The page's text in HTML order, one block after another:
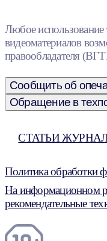
Любое использование
видеоматериалов
правообладателя
Сообщить об
Обращение в
СТАТЬИ
Политика обработки
На информационном
рекомендательные